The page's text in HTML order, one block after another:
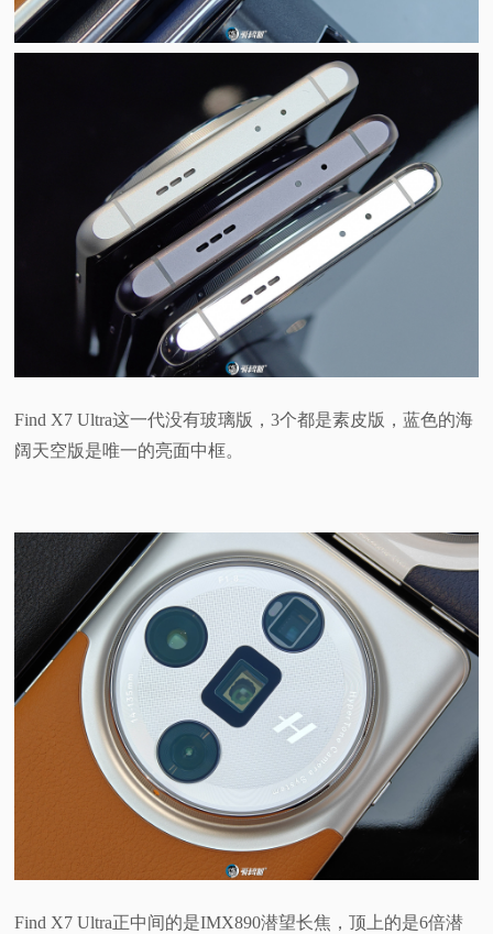
Find X7 Ultra这一代没有玻璃版，3个都是素皮版，蓝色的海
阔天空版是唯一的亮面中框。
Find X7 Ultra正中间的是IMX890潜望长焦，顶上的是6倍潜